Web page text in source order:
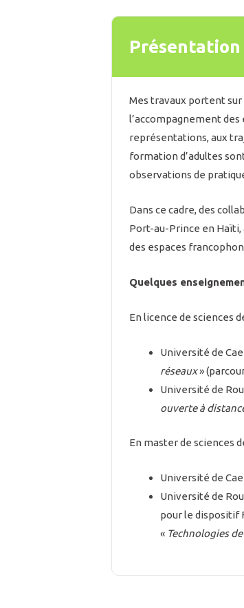
Présentation
Mes travaux portent
l’accompagnement
représentations, aux
formation d’adultes
observations de
Dans ce cadre, des
Port-au-Prince en Haïti,
des espaces
Quelques
En licence de sciences
Université de
réseaux»
Université de
ouverte à
En master de sciences
Université de
Université de
pour le dispositif
« Technologies